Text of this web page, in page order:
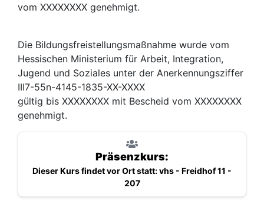
vom XXXXXXXX genehmigt.
Die Bildungsfreistellungsmaßnahme wurde vom
Hessischen Ministerium für Arbeit, Integration,
Jugend und Soziales unter der Anerkennungsziffer
III7-55n-4145-1835-XX-XXXX
gültig bis XXXXXXXX mit Bescheid vom XXXXXXXX
genehmigt.
Präsenzkurs:
Dieser Kurs findet vor Ort statt: vhs - Freidhof 11 -
207